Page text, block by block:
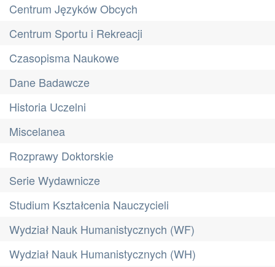
Centrum Języków Obcych
Centrum Sportu i Rekreacji
Czasopisma Naukowe
Dane Badawcze
Historia Uczelni
Miscelanea
Rozprawy Doktorskie
Serie Wydawnicze
Studium Kształcenia Nauczycieli
Wydział Nauk Humanistycznych (WF)
Wydział Nauk Humanistycznych (WH)